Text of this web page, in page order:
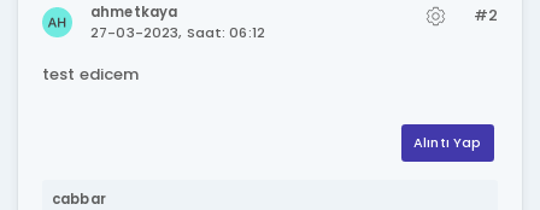
ahmetkaya
27-03-2023, Saat: 06:12
#2
test edicem
Alıntı Yap
cabbar